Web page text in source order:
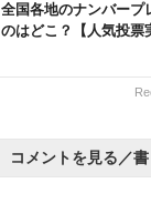
全国各地のナンバープ
のはどこ？【人気投票
コメントを見る／書